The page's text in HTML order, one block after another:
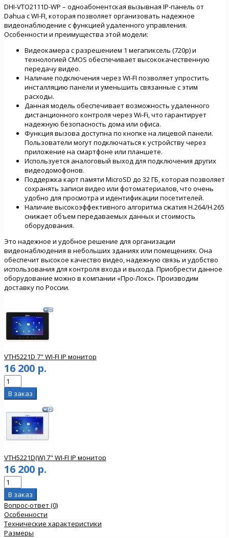
DHI-VTO2111D-WP – одноабонентская вызывная IP-панель от
Dahua с WI-FI, которая позволяет организовать надежное
видеонаблюдение с функцией удаленного управления.
Особенности и преимущества этой модели:
Видеокамера с разрешением 1 мегапиксель (720p) и
технологией CMOS обеспечивает высококачественную
передачу видео.
Наличие подключения через WI-FI позволяет упростить
инсталляцию панели и уменьшить связанные с этим
расходы.
Данная модель обеспечивает возможность удаленного
дистанционного контроля через Wi-Fi, что гарантирует
надежную безопасность дома или офиса.
Функция вызова доступна по кнопке на лицевой панели.
Пользователи могут подключаться к устройству через
приложение на смартфоне или планшете.
Используется аналоговый выход для подключения других
видеодомофонов.
Поддержка карт памяти MicroSD до 32 ГБ, которая позволяет
сохранять записи видео или фотоматериалов, что очень
удобно для просмотра и идентификации посетителей.
Наличие высокоэффективного алгоритма сжатия H.264/H.265
снижает объем передаваемых данных и стоимость
оборудования.
Это надежное и удобное решение для организации
видеонаблюдения в небольших зданиях или помещениях. Она
обеспечит высокое качество видео, надежную связь и удобство
использования для контроля входа и выхода. Приобрести данное
оборудование можно в компании «Про-Локс». Производим
доставку по России.
VTH5221D 7" WI-FI IP монитор
16 200 р.
VTH5221D(W) 7" WI-FI IP монитор
16 200 р.
Вопрос-ответ (0)
Особенности
Технические характеристики
Размеры